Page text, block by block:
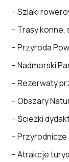
– Szlaki
– Trasy konne,
– Przyroda
– Nadmorski
– Rezerwaty
– Obszary
– Ścieżki
–
– Atrakcje